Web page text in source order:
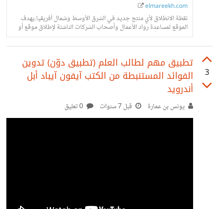
ذو قيّمة أكثر من باقي مواقع التواصل. فما سبب عدم وجود
elmareekh.com
نقطة الانطلاق لأي منتج جديد في الشرق الأوسط وشمال أفريقيا.يهدف
الموقع لمساعدة رواد الأعمال وأصحاب الشركات الناشئة لإطلاق موقع أو
تطبيق جديد أو جهاز هاردوير ليصل إلى المستخدمين.
3
تطبيق مهم لطالب العلم (تطبيق دوّن) تدوين
الفوائد المستنبطة من الكتب آيفون آيباد أبل
أندرويد ‬‎
يونس بن عمارة قبل 7 سنوات